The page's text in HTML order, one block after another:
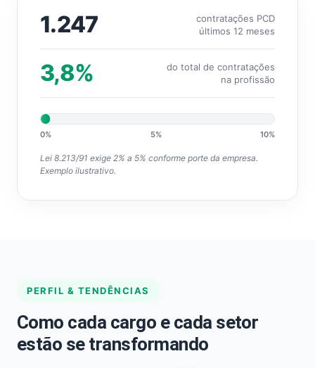
1.247
contratações PCD
últimos 12 meses
3,8%
do total de contratações
na profissão
0% 5% 10%
Lei 8.213/91 exige 2% a 5% conforme porte da empresa.
Exemplo ilustrativo.
PERFIL & TENDÊNCIAS
Como cada cargo e cada setor
estão se transformando